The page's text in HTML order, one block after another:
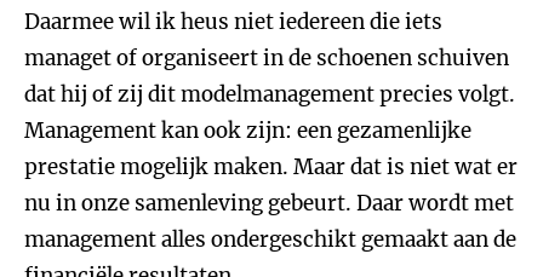
Daarmee wil ik heus niet iedereen die iets
managet of organiseert in de schoenen schuiven
dat hij of zij dit modelmanagement precies volgt.
Management kan ook zijn: een gezamenlijke
prestatie mogelijk maken. Maar dat is niet wat er
nu in onze samenleving gebeurt. Daar wordt met
management alles ondergeschikt gemaakt aan de